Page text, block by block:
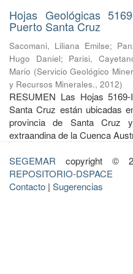
Hojas Geológicas
Puerto Santa Cruz
Sacomani, Liliana Emilse;
Hugo Daniel; Parisi,
Mario (Servicio Geológico
y Recursos Minerales., 2012)
RESUMEN Las Hojas
Santa Cruz están ubicadas
provincia de Santa Cruz
extraandina de la Cuenca
SEGEMAR copyright ©
REPOSITORIO-DSPACE
Contacto | Sugerencias